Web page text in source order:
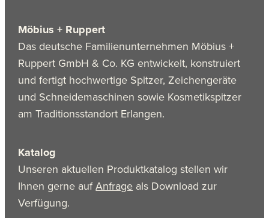
Möbius + Ruppert
Das deutsche Familienunternehmen Möbius +
Ruppert GmbH & Co. KG entwickelt, konstruiert
und fertigt hochwertige Spitzer, Zeichengeräte
und Schneidemaschinen sowie Kosmetikspitzer
am Traditionsstandort Erlangen.
Katalog
Unseren aktuellen Produktkatalog stellen wir
Ihnen gerne aufAnfrage als Download zur
Verfügung.